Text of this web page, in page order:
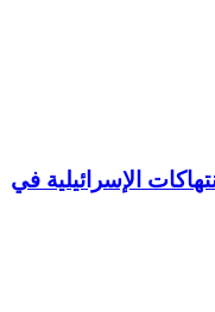
الإسرائيلية في